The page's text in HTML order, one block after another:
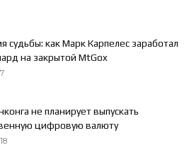
судьбы: как Марк Карпелес заработал
на закрытой MtGox
не планирует выпускать
цифровую валюту